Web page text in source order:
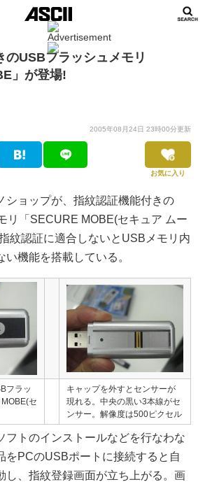
のUSBフラッシュメモリ
」が登場!
2005年08月24日 23時00分更新
お気に入り
ョップが、指紋認証機能付きの
リ「SECURE MOBE(セキュア ムー
紋認証に適合しないとUSBメモリ内
機能を搭載している。
フラッ
セ
キャップを外すとセンサーが
現れる。中央の黒い3本線がセ
ンサー。解像度は500ピクセル
トのインストールなどを行なわな
をPCのUSBポートに接続すると自
し、指紋登録画面が立ち上がる。画